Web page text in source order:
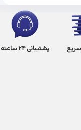
پشتیبانی 24 ساعته